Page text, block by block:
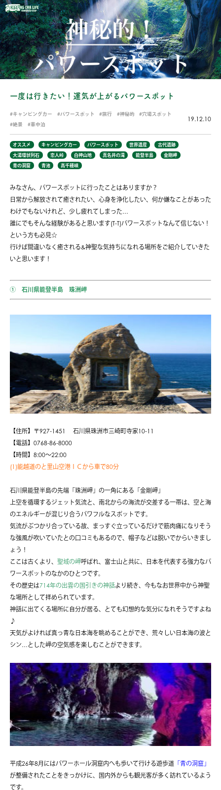
一度は行きたい！運気が上がるパワースポット
キャンピングカー パワースポット 旅行 神秘的
穴場スポット
絶景
車中泊
19.12.10
オススメ キャンピングカー パワースポット 世界遺産
古代遺跡
大湯環状列石
恋人峠 白神山地 真名井の滝 能登半島
金剛岬
青の洞窟
青池 高千穂峡
みなさん、パワースポットに行ったことはありますか？
日常から解放されて癒されたい、心身を浄化したい、何か嫌なことがあった
わけでもないけれど、少し疲れてしまった…
誰にでもそんな経験があると思います(T-T)パワースポットなんて信じない！
という方も必見☆
行けば間違いなく癒される&神聖な気持ちになれる場所をご紹介していきた
いと思います！
① 石川県能登半島 珠洲岬
【住所】〒927-1451 石川県珠洲市三崎町寺家10-11
【電話】0768-86-8000
【時間】8:00〜22:00
(1)能越道のと里山空港ＩＣから車で80分
石川県能登半島の先端「珠洲岬」の一角にある「金剛岬」
上空を循環するジェット気流と、南北からの海流が交差する一帯は、空と海
のエネルギーが混じり合うパワフルなスポットです。
気流がぶつかり合っている故、まっすぐ立っているだけで筋肉痛になりそう
な強風が吹いていたとの口コミもあるので、帽子などは脱いでからいきまし
ょう！
ここは古くより、 聖域の岬呼ばれ、富士山と共に、日本を代表する強力なパ
ワースポットのなかのひとつです。
その歴史は714年の出雲の国引きの神話より続き、今もなお世界中から神聖
な場所として拝められています。
神話に出てくる場所に自分が居る、とても幻想的な気分になれそうですよね
♪
天気がよければ真っ青な日本海を眺めることができ、荒々しい日本海の波と
シン…とした岬の空気感を楽しむことができます。
平成26年8月にはパワーホール洞窟内へも歩いて行ける遊歩道 「青の洞窟」
が整備されたことをきっかけに、国内外からも観光客が多く訪れているよう
です。